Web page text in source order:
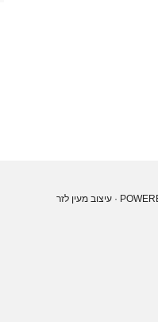
· עיצובמעין לזר